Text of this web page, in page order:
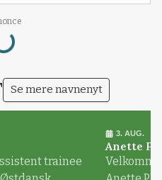
Se mere navnenyt
trainee
3. AUG.
Anette